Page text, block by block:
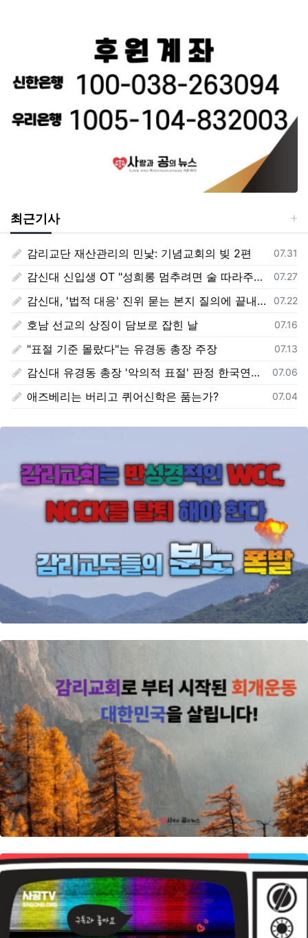
최근기사
등록일
07.31
감리교단 재산관리의 민낯: 기념교회의 빚 2편
등록일
07.27
감신대 신입생 OT "성희롱 멈추려면 술 따라주기"
등록일
07.22
감신대, '법적 대응' 진위 묻는 본지 질의에 끝내 '침묵'
등록일
07.16
호남 선교의 상징이 담보로 잡힌 날
등록일
07.13
"표절 기준 몰랐다"는 유경동 총장 주장
등록일
07.06
감신대 유경동 총장 '악의적 표절' 판정 한국연구재단 보고서 전문 전격 공개
등록일
07.04
애즈베리는 버리고 퀴어신학은 품는가?